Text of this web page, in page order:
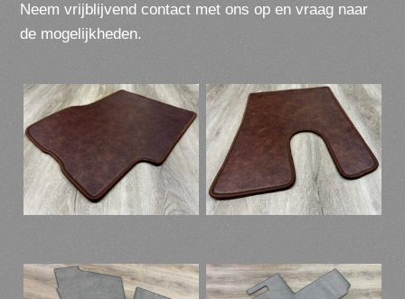
Neem vrijblijvend contact met ons op en vraag naar
de mogelijkheden.